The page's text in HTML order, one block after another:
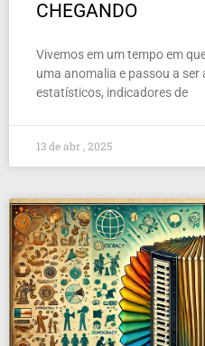
CHEGANDO
Vivemos em um tempo em
uma anomalia e passou a ser
estatísticos, indicadores de
13 de abr , 2025